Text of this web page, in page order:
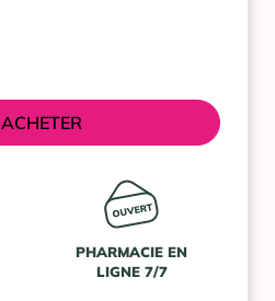
ACHETER
PHARMACIE EN
LIGNE 7/7